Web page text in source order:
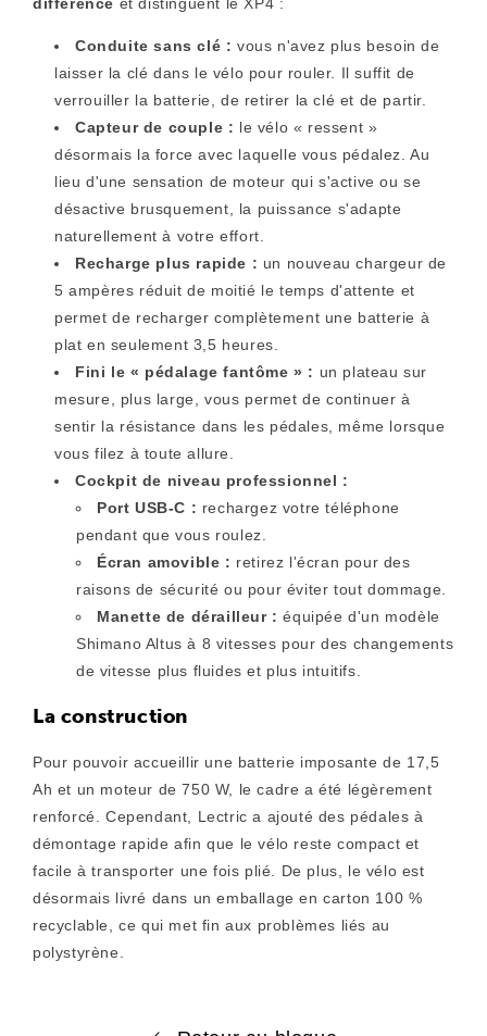
Conduite sans clé : vous n'avez plus besoin de
laisser la clé dans le vélo pour rouler. Il suffit de
verrouiller la batterie, de retirer la clé et de partir.
Capteur de couple : le vélo « ressent »
désormais la force avec laquelle vous pédalez. Au
lieu d'une sensation de moteur qui s'active ou se
désactive brusquement, la puissance s'adapte
naturellement à votre effort.
Recharge plus rapide : un nouveau chargeur de
5 ampères réduit de moitié le temps d'attente et
permet de recharger complètement une batterie à
plat en seulement 3,5 heures.
Fini le « pédalage fantôme » : un plateau sur
mesure, plus large, vous permet de continuer à
sentir la résistance dans les pédales, même lorsque
vous filez à toute allure.
Cockpit de niveau professionnel :
Port USB-C : rechargez votre téléphone
pendant que vous roulez.
Écran amovible : retirez l'écran pour des
raisons de sécurité ou pour éviter tout dommage.
Manette de dérailleur : équipée d'un modèle
Shimano Altus à 8 vitesses pour des changements
de vitesse plus fluides et plus intuitifs.
La construction
Pour pouvoir accueillir une batterie imposante de 17,5
Ah et un moteur de 750 W, le cadre a été légèrement
renforcé. Cependant, Lectric a ajouté des pédales à
démontage rapide afin que le vélo reste compact et
facile à transporter une fois plié. De plus, le vélo est
désormais livré dans un emballage en carton 100 %
recyclable, ce qui met fin aux problèmes liés au
polystyrène.